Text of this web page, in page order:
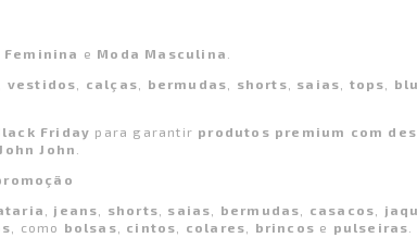
Feminina e Moda Masculina
vestidos calças bermudas shorts saias tops
Friday para garantir produtos premium com
John John
jeans shorts saias bermudas casacos
, como bolsas cintos colares brincos e pulseiras